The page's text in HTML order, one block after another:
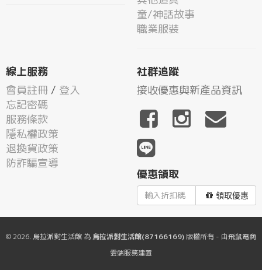
童/神話故事
職業服裝
線上服務
會員註冊 / 登入
忘記密碼
服務條款
隱私權政策
退換貨政策
防詐騙宣導
社群追蹤
接收優惠與新產品資訊
優惠領取
領取優惠
© 2026. 烏拉派對生活館 為 烏拉派對生活館(87166169)版權所有 - 由飛鼠電商
雲端服務建置